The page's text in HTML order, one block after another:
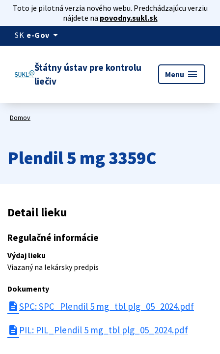
Toto je pilotná verzia nového webu. Predchádzajúcu verziu
nájdete na povodny.sukl.sk
SK e-Gov arrow_drop_down
Štátny ústav pre kontrolu
liečiv
Menu menu
Domov
Plendil 5 mg 3359C
Detail lieku
Regulačné informácie
Výdaj lieku
Viazaný na lekársky predpis
Dokumenty
descriptionSPC: SPC_Plendil 5 mg_tbl plg_05_2024.pdf
description PIL: PIL_Plendil 5 mg_tbl plg_05_2024.pdf